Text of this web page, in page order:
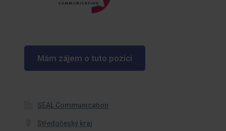
Mám zájem o tuto pozici
SEAL Communication
Středočeský kraj